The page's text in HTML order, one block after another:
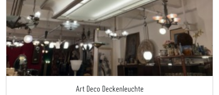
Art Deco Deckenleuchte